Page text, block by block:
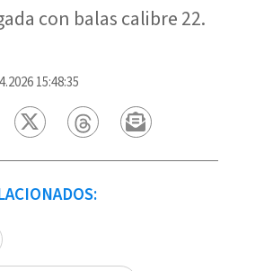
con balas calibre 22.
15:48:35